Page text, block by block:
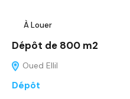
À Louer
Dépôt de 800 m2
Oued Ellil
Dépôt